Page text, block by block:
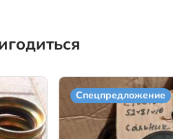
Спецпредложение